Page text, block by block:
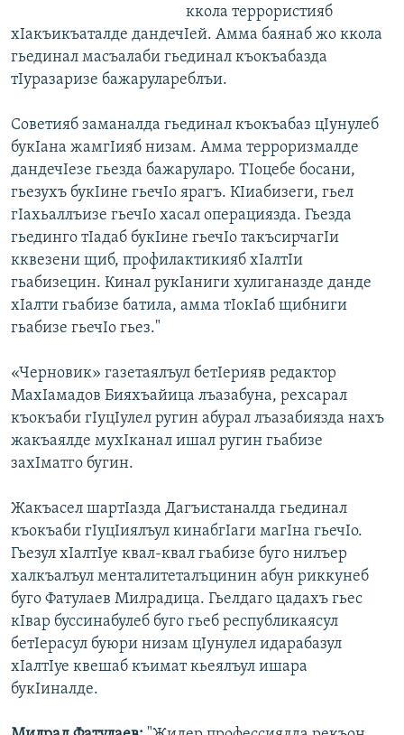
ккола террористияб
хІакъикъаталде дандечІей. Амма баянаб жо ккола
гьединал масъалаби гьединал къокъабазда
тІуразаризе бажарулареблъи.
Советияб заманалда гьединал къокъабаз цІунулеб
букІана жамгІияб низам. Амма терроризмалде
дандечІезе гьезда бажаруларо. ТІоцебе босани,
гьезухъ букІине гьечІо ярагъ. КІиабизеги, гьел
гІахьаллъизе гьечІо хасал операциязда. Гьезда
гьединго тІадаб букІине гьечІо такъсирчагІи
кквезени щиб, профилактикияб хІалтІи
гьабизецин. Кинал рукІаниги хулиганазде данде
хІалти гьабизе батила, амма тІокІаб щибниги
гьабизе гьечІо гьез."
«Черновик» газетаялъул бетІерияв редактор
МахІамадов Бияхъайица лъазабуна, рехсарал
къокъаби гІуцІулел ругин абурал лъазабиязда нахъ
жакъаялде мухІканал ишал ругин гьабизе
захІматго бугин.
Жакъасел шартІазда Дагъистаналда гьединал
къокъаби гІуцІиялъул кинабгІаги магІна гьечІо.
Гьезул хІалтІуе квал-квал гьабизе буго нилъер
халкъалъул менталитеталъцинин абун риккунеб
буго Фатулаев Милрадица. Гьелдаго цадахъ гьес
кІвар буссинабулеб буго гьеб республикаясул
бетІерасул буюри низам цІунулел идарабазул
хІалтІуе квешаб къимат кьеялъул ишара
букІиналде.